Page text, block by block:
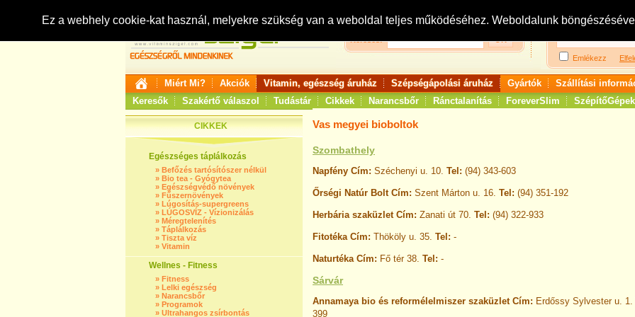
Ez a webhely cookie-kat használ, melyekre szükség van a weboldal teljes működéséhez. Weboldalunk
Keresés:
Bejelentkezés:
Emlékezz
Miért Mi? Akciók Vitamin, egészség áruház Szépségápolási áruház Gyártók Szállítási
Keresők
Szakértő válaszol Tudástár Cikkek Narancsbőr Ránctalanítás ForeverSlim SzépítőGépek
CIKKEK
Egészséges táplálkozás
» Befőzés tartósítószer nélkül
» Bio tea - Gyógytea
» Egészségvédő növények
» Fűszernövények
» Lúgosítás-supergreens
» LÚGOSVÍZ - Vízionizálás
» Méregtelenítés
» Táplálkozás
» Tiszta víz
» Vitamin
Wellnes - Fitness
» Fitness
» Lelki egészség
» Narancsbőr
» Programok
» Ultrahangos zsírbontás
Vas megyei bioboltok
Szombathely
Napfény Cím: Széchenyi u. 10. Tel: (94) 343-603
Őrségi Natúr Bolt Cím: Szent Márton u. 16. Tel: (94) 351-192
Herbária szaküzlet Cím: Zanati út 70. Tel: (94) 322-933
Fitotéka Cím: Thököly u. 35. Tel: -
Naturtéka Cím: Fő tér 38. Tel: -
Sárvár
Annamaya bio és reformélelmiszer szaküzlet Cím: Erdőssy Sylvester u. 1.
399